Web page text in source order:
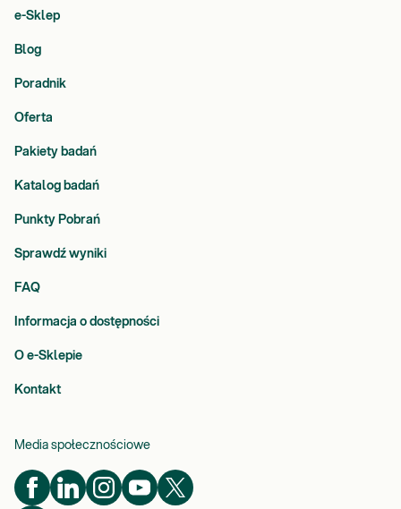
e-Sklep
Blog
Poradnik
Oferta
Pakiety badań
Katalog badań
Punkty Pobrań
Sprawdź wyniki
FAQ
Informacja o dostępności
O e-Sklepie
Kontakt
Media społecznościowe